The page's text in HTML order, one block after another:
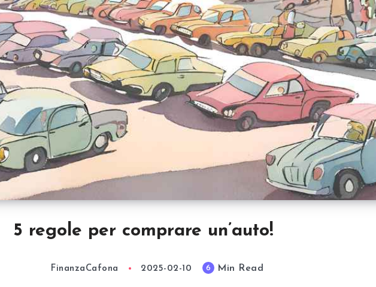
5 regole per comprare un’auto!
FinanzaCafona 2025-02-10 6 Min Read